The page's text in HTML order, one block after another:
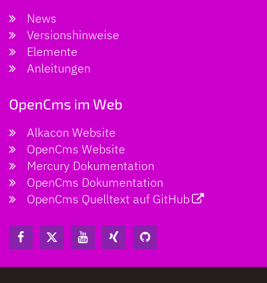
News
Versionshinweise
Elemente
Anleitungen
OpenCms im Web
Alkacon Website
OpenCms Website
Mercury Dokumentation
OpenCms Dokumentation
OpenCms Quelltext auf GitHub